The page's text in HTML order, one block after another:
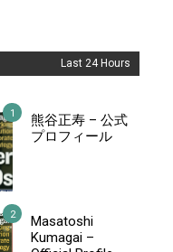
Last 24 Hours
熊谷正寿 – 公式
プロフィール
Masatoshi
Kumagai –